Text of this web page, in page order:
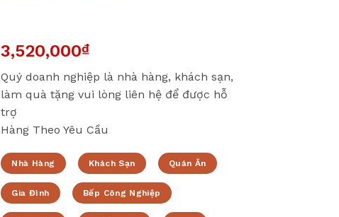
3,520,000₫
Quý doanh nghiệp là nhà hàng, khách sạn,
làm quà tặng vui lòng liên hệ để được hỗ
trợ
Hàng Theo Yêu Cầu
Nhà Hàng Khách Sạn Quán Ăn
Gia Đình Bếp Công Nghiệp